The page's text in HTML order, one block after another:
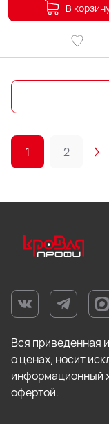
В
1 2
Вся
о ценах, носит
информационный
офертой.